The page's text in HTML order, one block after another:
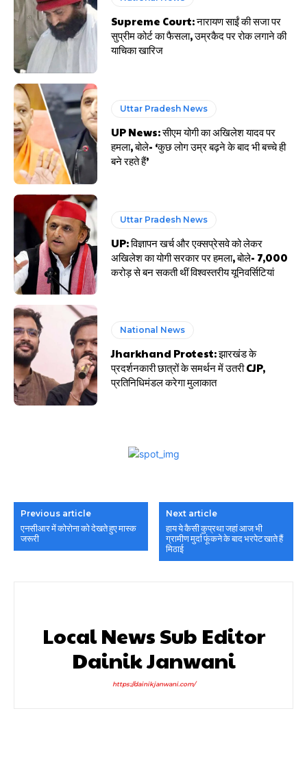
Supreme Court: नारायण साईं की सजा पर
सुप्रीम कोर्ट का फैसला, उम्रकैद पर रोक लगाने की
याचिका खारिज
Uttar Pradesh News
UP News: सीएम योगी का अखिलेश यादव पर
हमला, बोले- ‘कुछ लोग उम्र बढ़ने के बाद भी बच्चे ही
बने रहते हैं’
Uttar Pradesh News
UP: विज्ञापन खर्च और एक्सप्रेसवे को लेकर
अखिलेश का योगी सरकार पर हमला, बोले- 7,000
करोड़ से बन सकती थीं विश्वस्तरीय यूनिवर्सिटियां
National News
Jharkhand Protest: झारखंड के
प्रदर्शनकारी छात्रों के समर्थन में उतरी CJP,
प्रतिनिधिमंडल करेगा मुलाकात
Previous article
एनसीआर में कोरोना को देखते हुए मास्क
जरूरी
Next article
हाय ये कैसी कुप्रथा जहां आज भी
ग्रामीण मुर्दा फूंकने के बाद भरपेट खाते हैं
मिठाई
Local News Sub Editor
Dainik Janwani
https://dainikjanwani.com/